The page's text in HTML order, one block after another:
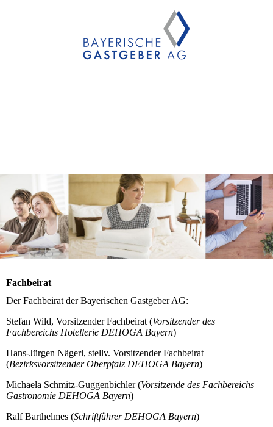
Fachbeirat
Der Fachbeirat der Bayerischen Gastgeber AG:
Stefan Wild, Vorsitzender Fachbeirat (Vorsitzender des
Fachbereichs Hotellerie DEHOGA Bayern)
Hans-Jürgen Nägerl, stellv. Vorsitzender Fachbeirat
(Bezirksvorsitzender Oberpfalz DEHOGA Bayern)
Michaela Schmitz-Guggenbichler (Vorsitzende des Fachbereichs
Gastronomie DEHOGA Bayern)
Ralf Barthelmes (Schriftführer DEHOGA Bayern)